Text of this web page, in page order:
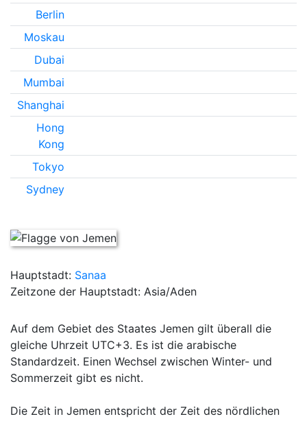
Berlin
Moskau
Dubai
Mumbai
Shanghai
Hong
Kong
Tokyo
Sydney
Hauptstadt: Sanaa
Zeitzone der Hauptstadt: Asia/Aden
Auf dem Gebiet des Staates Jemen gilt überall die
gleiche Uhrzeit UTC+3. Es ist die arabische
Standardzeit. Einen Wechsel zwischen Winter- und
Sommerzeit gibt es nicht.
Die Zeit in Jemen entspricht der Zeit des nördlichen